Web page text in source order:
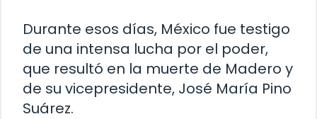
Durante esos días, México fue testigo
de una intensa lucha por el poder,
que resultó en la muerte de Madero y
de su vicepresidente, José María Pino
Suárez.